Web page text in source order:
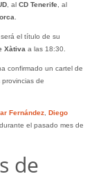
, al CD Tenerife, al
.
será el título de su
Xàtivaa las 18:30.
confirmado un cartel de
de
Fernández, Diego
el pasado mes de
de